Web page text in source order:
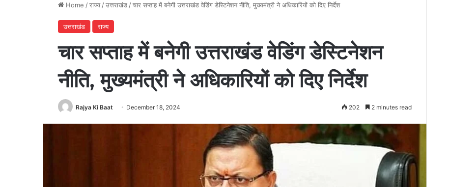
Home /राज्य /उत्तराखंड /चार सप्ताह में बनेगी उत्तराखंड वेडिंग डेस्टिनेशन नीति, मुख्यमंत्री ने अधिकारियों को दिए निर्देश
उत्तराखंड राज्य
चार सप्ताह में बनेगी उत्तराखंड वेडिंग डेस्टिनेशन
नीति, मुख्यमंत्री ने अधिकारियों को दिए निर्देश
Rajya Ki Baat December 18, 2024 202 2 minutes read